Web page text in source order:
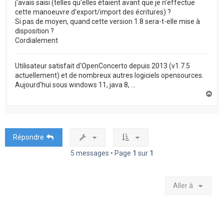
j'avais saisi (telles qu'elles étaient avant que je n'effectue
cette manoeuvre d'export/import des écritures) ?
Si pas de moyen, quand cette version 1.8 sera-t-elle mise à
disposition ?
Cordialement
Utilisateur satisfait d'OpenConcerto depuis 2013 (v1.7.5
actuellement) et de nombreux autres logiciels opensources.
Aujourd'hui sous windows 11, java 8, ...
Répondre
5 messages • Page 1 sur 1
Aller à